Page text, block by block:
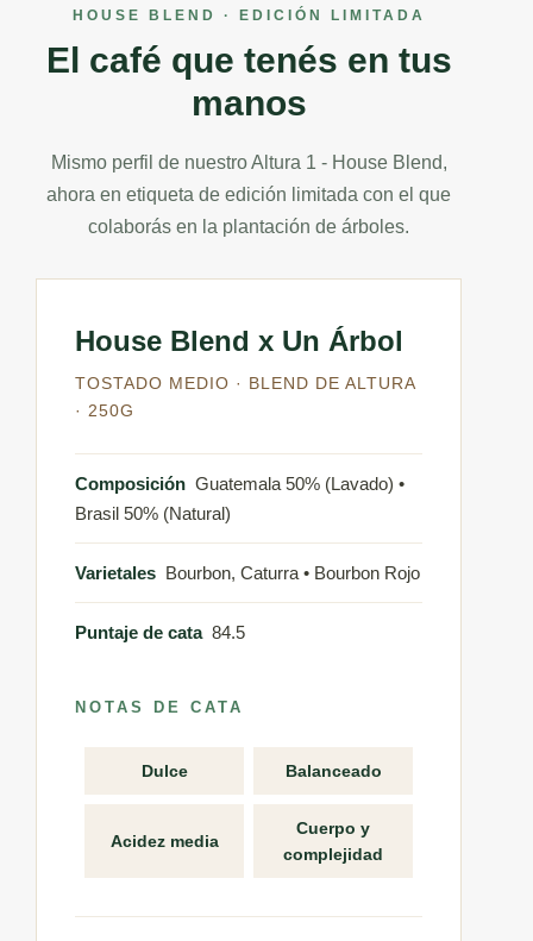
HOUSE BLEND · EDICIÓN LIMITADA
El café que tenés en tus
manos
Mismo perfil de nuestro Altura 1 - House Blend,
ahora en etiqueta de edición limitada con el que
colaborás en la plantación de árboles.
House Blend x Un Árbol
TOSTADO MEDIO · BLEND DE ALTURA
· 250G
Composición Guatemala 50% (Lavado) •
Brasil 50% (Natural)
Varietales Bourbon, Caturra • Bourbon Rojo
Puntaje de cata84.5
NOTAS DE CATA
Dulce Balanceado
Acidez media
Cuerpo y
complejidad